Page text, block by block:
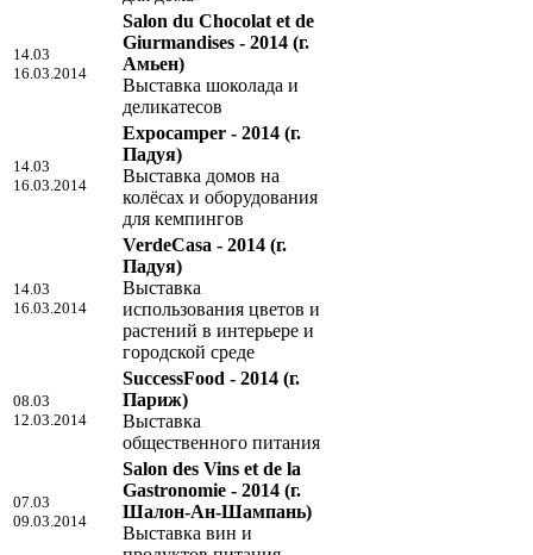
14.03
16.03.2014
Salon du Chocolat et de
Giurmandises - 2014 (г.
Амьен)
Выставка шоколада и
деликатесов
14.03
16.03.2014
Expocamper - 2014 (г.
Падуя)
Выставка домов на
колёсах и оборудования
для кемпингов
14.03
16.03.2014
VerdeCasa - 2014 (г.
Падуя)
Выставка
использования цветов и
растений в интерьере и
городской среде
08.03
12.03.2014
SuccessFood - 2014 (г.
Париж)
Выставка
общественного питания
07.03
09.03.2014
Salon des Vins et de la
Gastronomie - 2014 (г.
Шалон-Ан-Шампань)
Выставка вин и